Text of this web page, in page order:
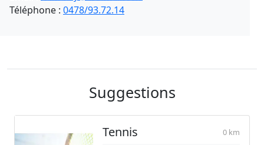
Téléphone : 0478/93.72.14
Suggestions
Tennis 0 km